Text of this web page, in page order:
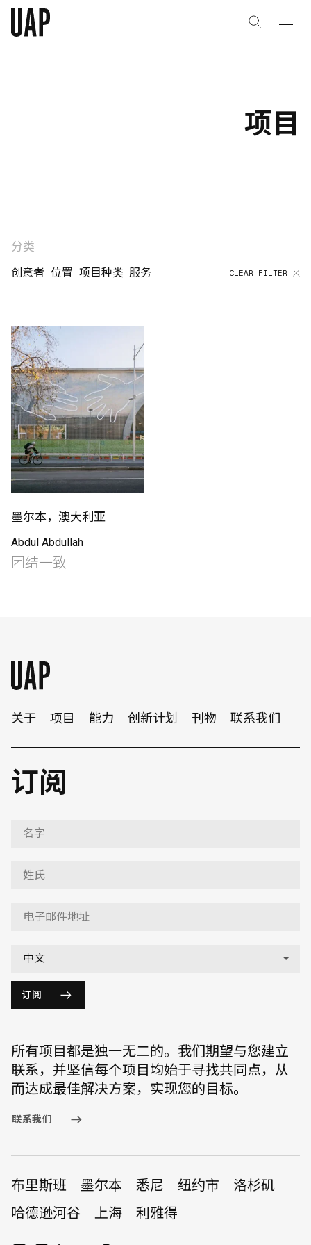
能力
制作工厂
艺术品保护部门
创新计划
刊物
项目
分类
创意者 位置 项目种类 服务 CLEAR FILTER
墨尔本，澳大利亚
Abdul Abdullah
团结一致
关于 项目 能力 创新计划 刊物 联系我们
订阅
订阅
所有项目都是独一无二的。我们期望与您建立
联系，并坚信每个项目均始于寻找共同点，从
而达成最佳解决方案，实现您的目标。
联系我们
布里斯班 墨尔本 悉尼 纽约市
洛杉矶
哈德逊河谷
上海 利雅得